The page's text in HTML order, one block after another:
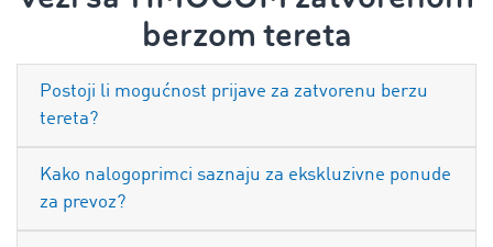
berzom tereta
Postoji li mogućnost prijave za zatvorenu berzu
tereta?
Kako nalogoprimci saznaju za ekskluzivne ponude
za prevoz?